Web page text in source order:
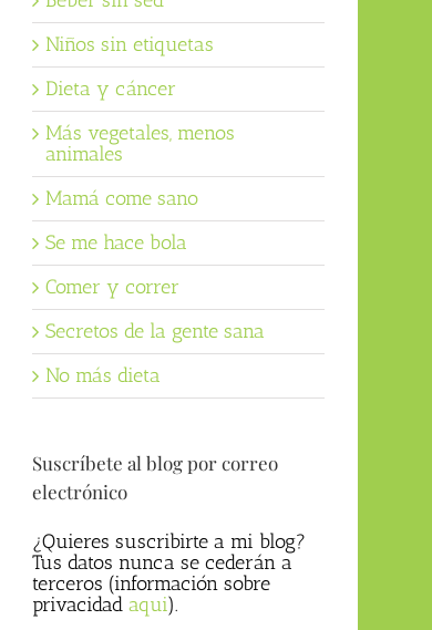
Niños sin etiquetas
Dieta y cáncer
Más vegetales, menos
animales
Mamá come sano
Se me hace bola
Comer y correr
Secretos de la gente sana
No más dieta
Suscríbete al blog por correo
electrónico
¿Quieres suscribirte a mi blog?
Tus datos nunca se cederán a
terceros (información sobre
privacidad aqui).